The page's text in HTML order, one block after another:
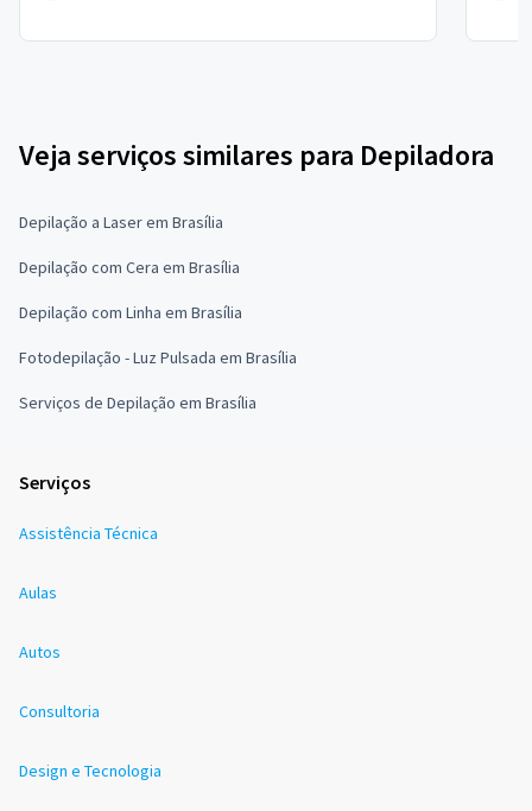
Veja serviços similares para Depiladora
Depilação a Laser em Brasília
Depilação com Cera em Brasília
Depilação com Linha em Brasília
Fotodepilação - Luz Pulsada em Brasília
Serviços de Depilação em Brasília
Serviços
Assistência Técnica
Aulas
Autos
Consultoria
Design e Tecnologia